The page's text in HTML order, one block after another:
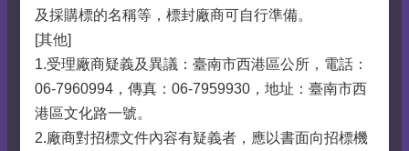
及採購標的名稱等，標封廠商可自行準備。
[其他]
1.受理廠商疑義及異議：臺南市西港區公所，電話：
06-7960994，傳真：06-7959930，地址：臺南市西
港區文化路一號。
2.廠商對招標文件內容有疑義者，應以書面向招標機